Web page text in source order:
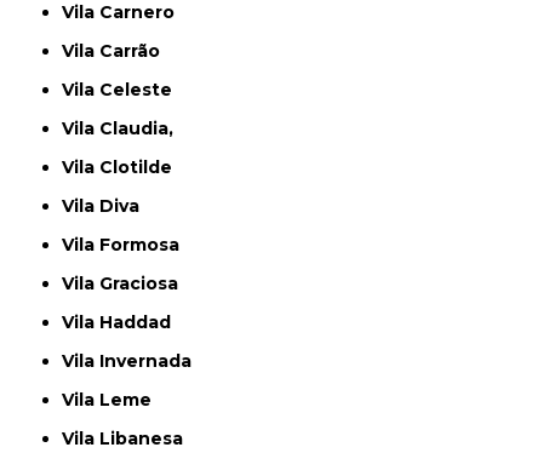
Vila Carnero
Vila Carrão
Vila Celeste
Vila Claudia,
Vila Clotilde
Vila Diva
Vila Formosa
Vila Graciosa
Vila Haddad
Vila Invernada
Vila Leme
Vila Libanesa